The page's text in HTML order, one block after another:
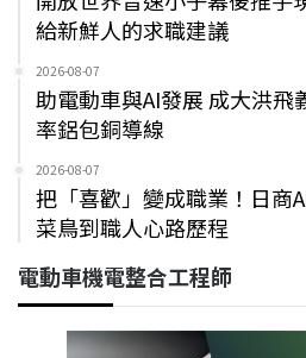
給新鮮人的求職建議
2026-08-07
助電動車與AI發展 成大洪
率鋁包銅導線
2026-08-07
把「喜歡」變成職業！日商
菜鳥到職人心路歷程
電動車機電整合工程師